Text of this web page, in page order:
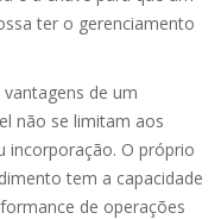
ter o gerenciamento
de um
não se limitam aos
incorporação. O próprio
tem a capacidade
de operações